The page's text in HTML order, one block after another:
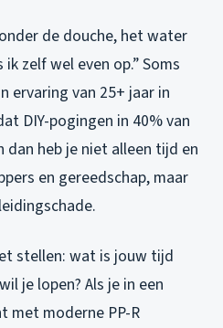
de douche, het water
zelf wel even op.” Soms
ervaring van 25+ jaar in
DIY-pogingen in 40% van
dan heb je niet alleen tijd en
en gereedschap, maar
stellen: wat is jouw tijd
je lopen? Als je in een
met moderne PP-R